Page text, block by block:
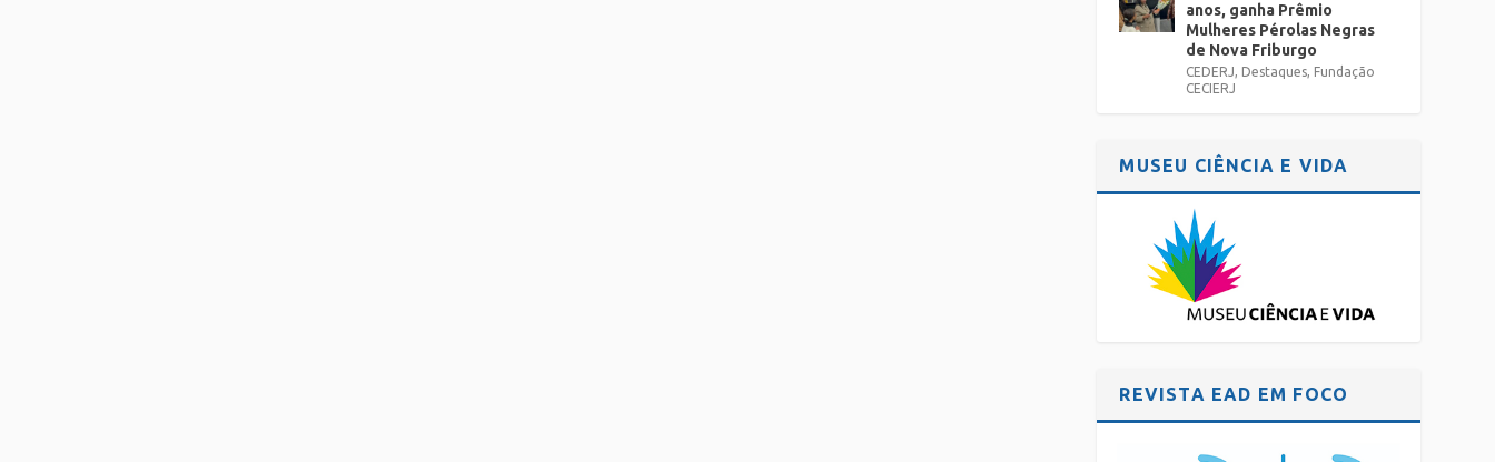
anos, ganha Prêmio
Mulheres Pérolas Negras
de Nova Friburgo
CEDERJ, Destaques, Fundação
CECIERJ
MUSEU CIÊNCIA E VIDA
REVISTA EAD EM FOCO